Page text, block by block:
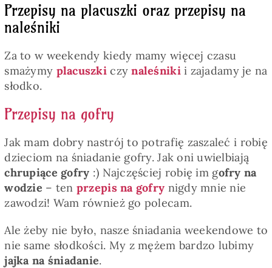
Przepisy na placuszki oraz przepisy na
naleśniki
Za to w weekendy kiedy mamy więcej czasu
smażymy placuszki czynaleśnikii zajadamy je na
słodko.
Przepisy na gofry
Jak mam dobry nastrój to potrafię zaszaleć i robię
dzieciom na śniadanie gofry. Jak oni uwielbiają
chrupiące gofry :) Najczęściej robię im gofry na
wodzie – ten przepis na gofry nigdy mnie nie
zawodzi! Wam również go polecam.
Ale żeby nie było, nasze śniadania weekendowe to
nie same słodkości. My z mężem bardzo lubimy
jajka na śniadanie.